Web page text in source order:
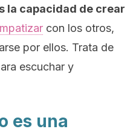
la capacidad de crear
con los otros,
por ellos. Trata de
escuchar y
es una